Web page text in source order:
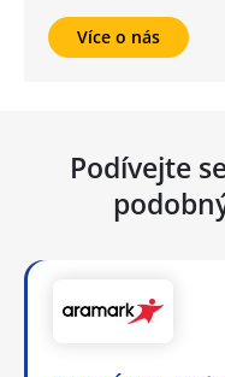
Více o nás
Podívejte